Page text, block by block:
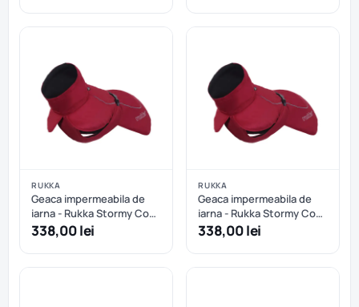
RUKKA
Geaca impermeabila de
iarna - Rukka Stormy Coat
- Burgundy - 40 cm
338,00 lei
RUKKA
Geaca impermeabila de
iarna - Rukka Stormy Coat
- Burgundy - 45 cm
338,00 lei